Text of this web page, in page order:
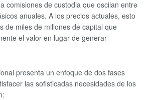
comisiones de custodia que oscilan entre
anuales. A los precios actuales, esto
de miles de millones de capital que
el valor en lugar de generar
presenta un enfoque de dos fases
las sofisticadas necesidades de los